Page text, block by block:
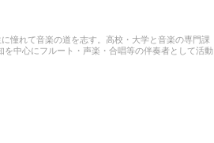
憧れて音楽の道を志す。高校・大学と音楽の専門課
中心にフルート・声楽・合唱等の伴奏者として活動